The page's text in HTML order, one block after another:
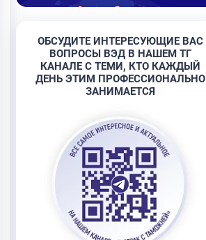
ОБСУДИТЕ ИНТЕРЕСУЮЩИЕ ВАС
ВОПРОСЫ ВЭД В НАШЕМ ТГ
КАНАЛЕ С ТЕМИ, КТО КАЖДЫЙ
ДЕНЬ ЭТИМ ПРОФЕССИОНАЛЬНО
ЗАНИМАЕТСЯ